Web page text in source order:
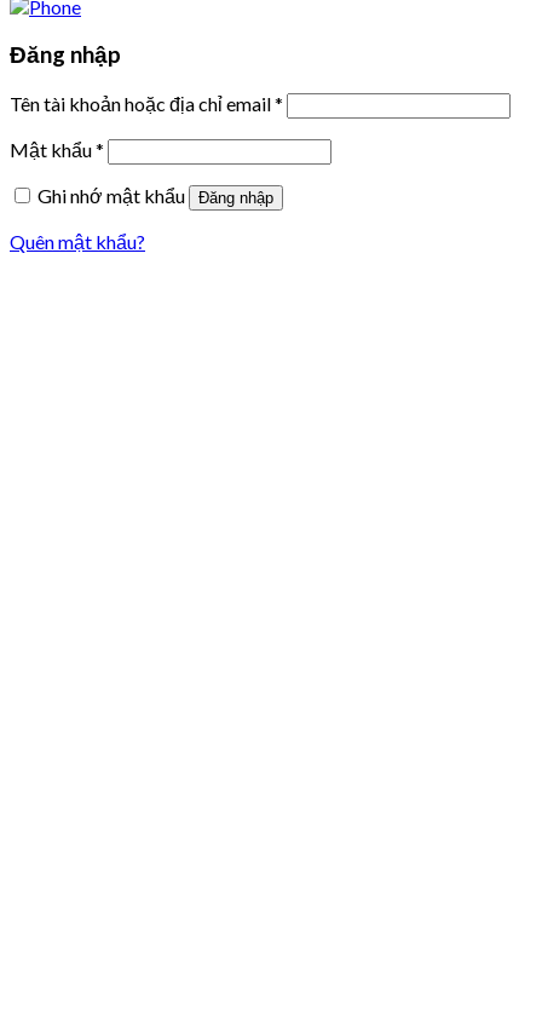
Đăng nhập
Tên tài khoản hoặc địa chỉ email*
Mật khẩu*
Ghi nhớ mật khẩu
Đăng nhập
Quên mật khẩu?